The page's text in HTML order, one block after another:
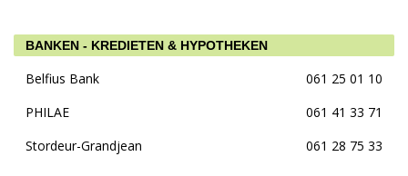
BANKEN - KREDIETEN & HYPOTHEKEN
Belfius Bank
061 25 01 10
PHILAE
061 41 33 71
Stordeur-Grandjean
061 28 75 33